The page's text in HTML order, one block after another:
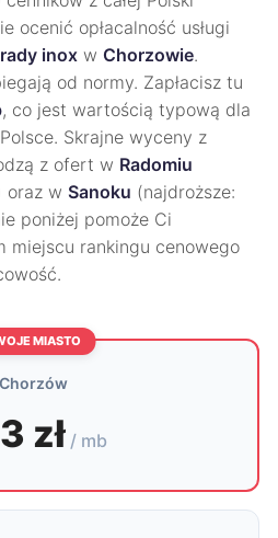
ocenić opłacalność usługi
inox w Chorzowie.
od normy. Zapłacisz tu
, co jest wartością typową dla
Skrajne wyceny z
z ofert w Radomiu
oraz w Sanoku (najdroższe:
poniżej pomoże Ci
miejscu rankingu cenowego
MIASTO
Chorzów
zł / mb